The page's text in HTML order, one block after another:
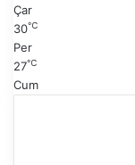
Çar
30℃
Per
27℃
Cum